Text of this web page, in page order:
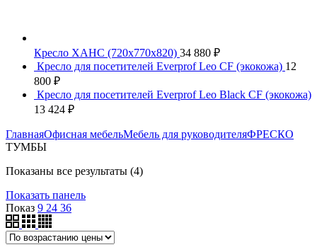
Кресло ХАНС (720х770х820) 34 880 ₽
Кресло для посетителей Everprof Leo CF (экокожа) 12
800 ₽
Кресло для посетителей Everprof Leo Black CF (экокожа)
13 424 ₽
ГлавнаяОфисная мебельМебель для руководителяФРЕСКО
ТУМБЫ
Показаны все результаты (4)Цены:
Показать панель
Показ 9 24 36